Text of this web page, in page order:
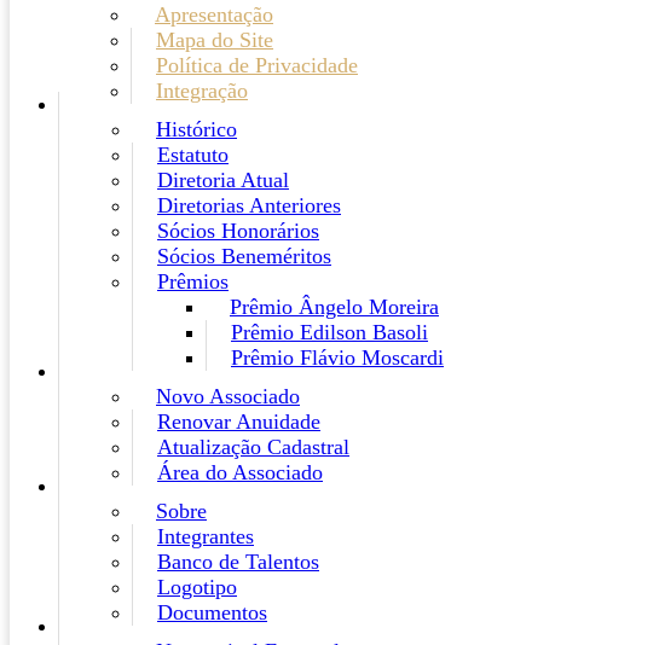
Apresentação
Mapa do Site
Política de Privacidade
Integração
Histórico
Estatuto
Diretoria Atual
Diretorias Anteriores
Sócios Honorários
Sócios Beneméritos
Prêmios
Prêmio Ângelo Moreira
Prêmio Edilson Basoli
Prêmio Flávio Moscardi
Novo Associado
Renovar Anuidade
Atualização Cadastral
Área do Associado
Sobre
Integrantes
Banco de Talentos
Logotipo
Documentos